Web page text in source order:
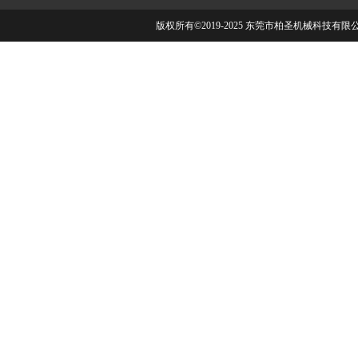
版权所有©2019-2025 东莞市柏圣机械科技有限